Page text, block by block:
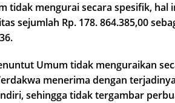
tidak mengurai secara spesifik, hal
sejumlah Rp. 178. 864.385,00
Umum tidak menguraikan
menerima dengan
sehingga tidak tergambar